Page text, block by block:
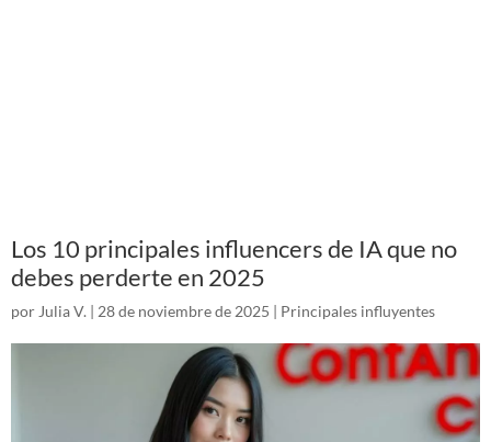
Los 10 principales influencers de IA que no
debes perderte en 2025
por Julia V. | 28 de noviembre de 2025 | Principales influyentes